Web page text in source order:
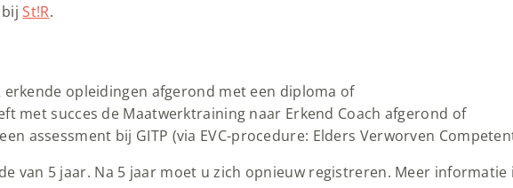
bijSt!R.
opleidingen afgerond met een diploma of
met succes de Maatwerktraining naar Erkend Coach afgerond of
assessment bij GITP (via EVC-procedure: Elders Verworven
van 5 jaar. Na 5 jaar moet u zich opnieuw registreren. Meer